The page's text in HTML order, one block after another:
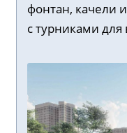
фонтан, качели
с турниками для